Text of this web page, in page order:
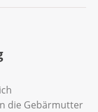
entfernt die
des
einen
die Gebärmutter